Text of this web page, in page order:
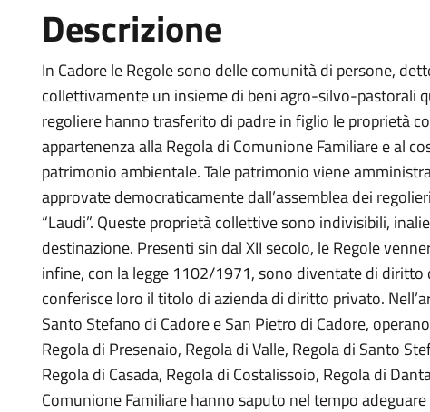
Descrizione
In Cadore le Regole sono delle comunità di persone,
collettivamente un insieme di beni agro-silvo-pastorali
regoliere hanno trasferito di padre in figlio le proprietà
appartenenza alla Regola di Comunione Familiare e al
patrimonio ambientale. Tale patrimonio viene
approvate democraticamente dall’assemblea dei
“Laudi”. Queste proprietà collettive sono indivisibili,
destinazione. Presenti sin dal XII secolo, le Regole
infine, con la legge 1102/1971, sono diventate di diritto
conferisce loro il titolo di azienda di diritto privato.
Santo Stefano di Cadore e San Pietro di Cadore,
Regola di Presenaio, Regola di Valle, Regola di Santo
Regola di Casada, Regola di Costalissoio, Regola di
Comunione Familiare hanno saputo nel tempo